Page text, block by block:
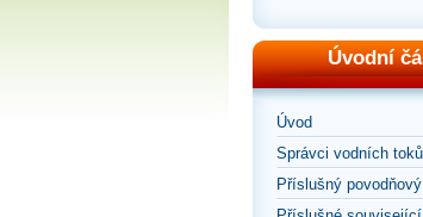
Úvodní
Úvod
Správci vodních toků
Příslušný